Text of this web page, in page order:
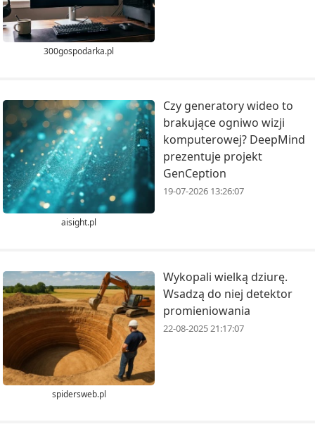
300gospodarka.pl
aisight.pl
Czy generatory wideo to
brakujące ogniwo wizji
komputerowej? DeepMind
prezentuje projekt
GenCeption
19-07-2026 13:26:07
spidersweb.pl
Wykopali wielką dziurę.
Wsadzą do niej detektor
promieniowania
22-08-2025 21:17:07